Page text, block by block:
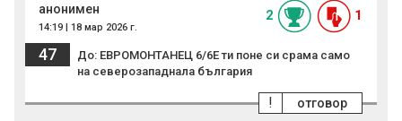
анонимен
14:19 | 18 мар 2026 г.
2 1
47
До: ЕВРОМОНТАНЕЦ 6/6Е ти поне си срама само
на северозападнала българия
отговор
!